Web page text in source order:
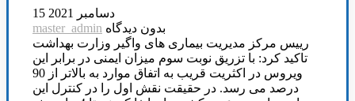
15 دسامبر 2021
master_admin بدون دیدگاه
رییس مرکز مدیریت بیماری های واگیر وزارت بهداشت
تاکید کرد: با تزریق نوبت سوم میزان ایمنی در برابر این
ویروس در اکثریت قریب به اتفاق موارد به بالاتر از 90
درصد می رسد. در حقیقت نقش اول را در کنترل این